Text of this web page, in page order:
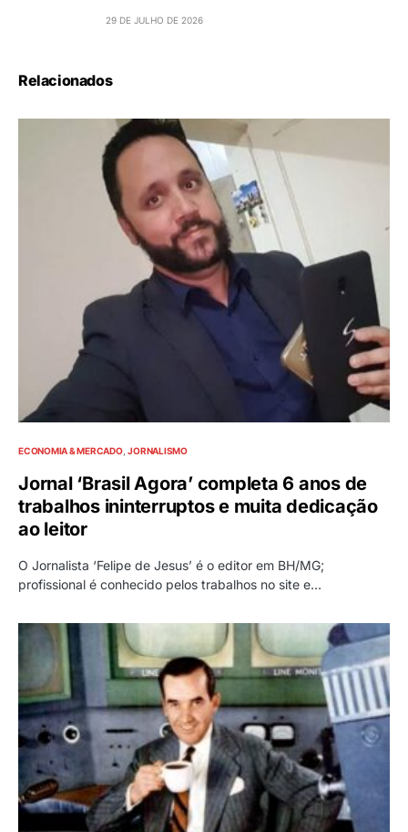
29 DE JULHO DE 2026
Relacionados
ECONOMIA & MERCADO JORNALISMO
Jornal ‘Brasil Agora’ completa 6 anos de
trabalhos ininterruptos e muita dedicação
ao leitor
O Jornalista ‘Felipe de Jesus’ é o editor em BH/MG;
profissional é conhecido pelos trabalhos no site e…